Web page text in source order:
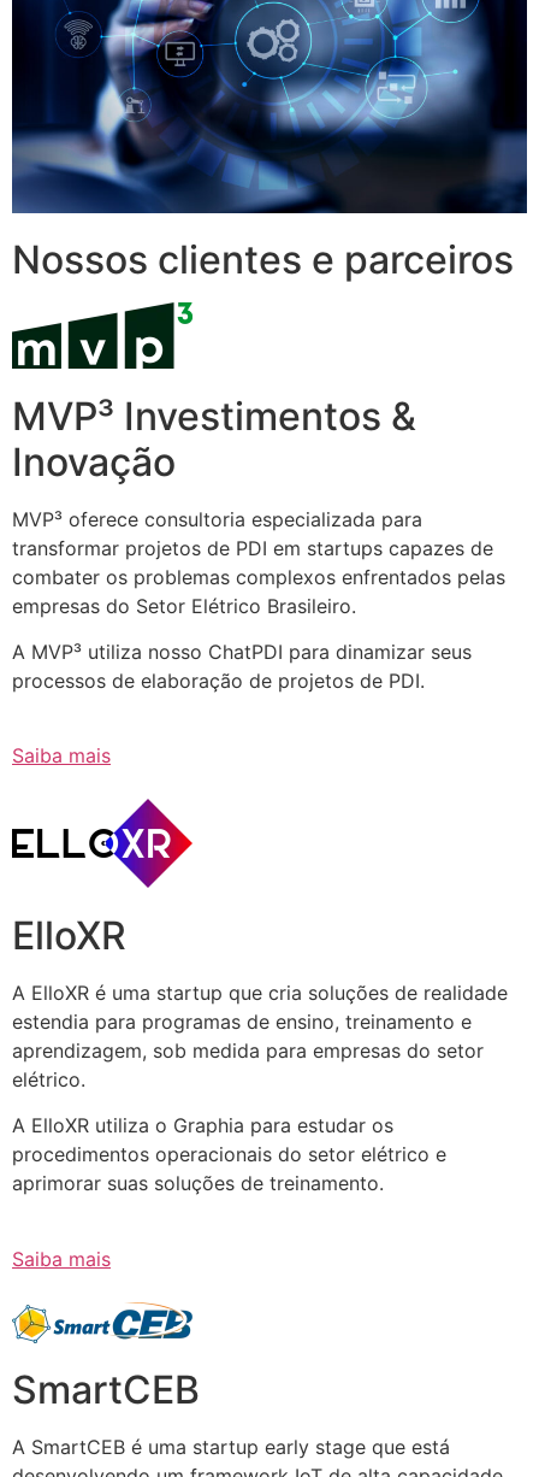
Nossos clientes e parceiros
MVP³ Investimentos &
Inovação
MVP³ oferece consultoria especializada para
transformar projetos de PDI em startups capazes de
combater os problemas complexos enfrentados pelas
empresas do Setor Elétrico Brasileiro.
A MVP³ utiliza nosso ChatPDI para dinamizar seus
processos de elaboração de projetos de PDI.
Saiba mais
ElloXR
A ElloXR é uma startup que cria soluções de realidade
estendia para programas de ensino, treinamento e
aprendizagem, sob medida para empresas do setor
elétrico.
A ElloXR utiliza o Graphia para estudar os
procedimentos operacionais do setor elétrico e
aprimorar suas soluções de treinamento.
Saiba mais
SmartCEB
A SmartCEB é uma startup early stage que está